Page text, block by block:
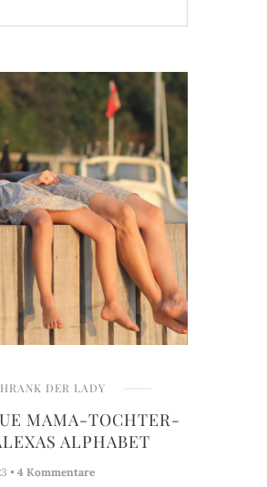
DER LADY
MAMA-TOCHTER-
ALPHABET
• 4 Kommentare